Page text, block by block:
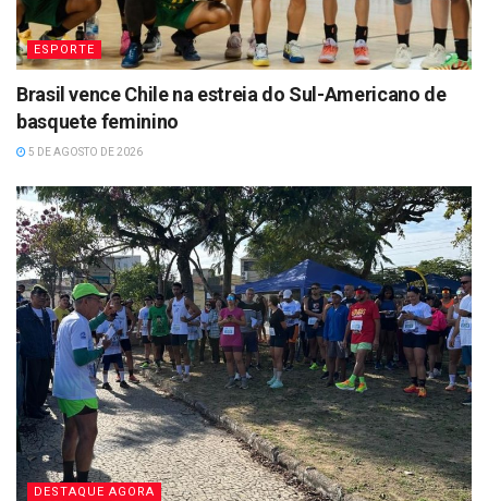
ESPORTE
Brasil vence Chile na estreia do Sul-Americano de
basquete feminino
5 DE AGOSTO DE 2026
DESTAQUE AGORA